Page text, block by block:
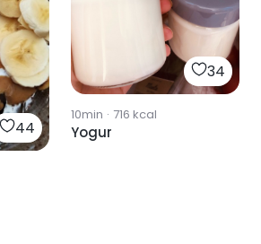
44
34
10min · 716 kcal
Yogur